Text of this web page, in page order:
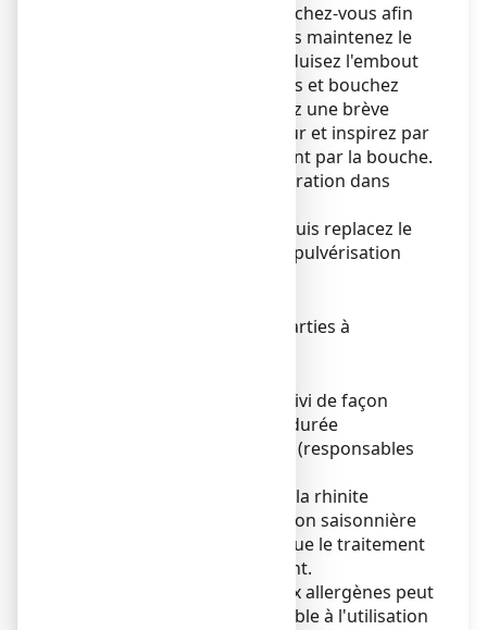
2) Avant chaque prise, mouchez-vous afin
de dégager les narines. Puis maintenez le
flacon verticalement, introduisez l'embout
nasal dans l'une des narines et bouchez
l'autre avec le doigt. Exercez une brève
pression sur le pulvérisateur et inspirez par
le nez puis expirez lentement par la bouche.
3) Renouvelez la même opération dans
4) Essuyez l'embout nasal puis replacez le
capuchon afin d'éviter une pulvérisation
Les prises doivent être réparties à
Le traitement devra être suivi de façon
continue pendant toute la durée
d’exposition aux allergènes (responsables
En effet, les symptômes de la rhinite
allergique saisonnière ou non saisonnière
peuvent réapparaître lorsque le traitement
n'est pas suivi régulièrement.
Toutefois, si l'exposition aux allergènes peut
être évitée, cela est préférable à l'utilisation